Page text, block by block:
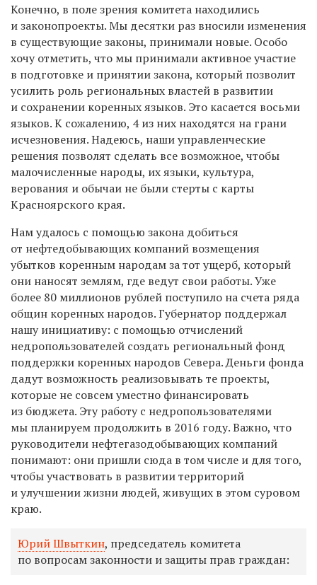
Конечно, в поле зрения комитета находились
и законопроекты. Мы десятки раз вносили изменения
в существующие законы, принимали новые. Особо
хочу отметить, что мы принимали активное участие
в подготовке и принятии закона, который позволит
усилить роль региональных властей в развитии
и сохранении коренных языков. Это касается восьми
языков. К сожалению, 4 из них находятся на грани
исчезновения. Надеюсь, наши управленческие
решения позволят сделать все возможное, чтобы
малочисленные народы, их языки, культура,
верования и обычаи не были стерты с карты
Красноярского края.
Нам удалось с помощью закона добиться
от нефтедобывающих компаний возмещения
убытков коренным народам за тот ущерб, который
они наносят землям, где ведут свои работы. Уже
более 80 миллионов рублей поступило на счета ряда
общин коренных народов. Губернатор поддержал
нашу инициативу: с помощью отчислений
недропользователей создать региональный фонд
поддержки коренных народов Севера. Деньги фонда
дадут возможность реализовывать те проекты,
которые не совсем уместно финансировать
из бюджета. Эту работу с недропользователями
мы планируем продолжить в 2016 году. Важно, что
руководители нефтегазодобывающих компаний
понимают: они пришли сюда в том числе и для того,
чтобы участвовать в развитии территорий
и улучшении жизни людей, живущих в этом суровом
краю.
Юрий Швыткин, председатель комитета
по вопросам законности и защиты прав граждан: